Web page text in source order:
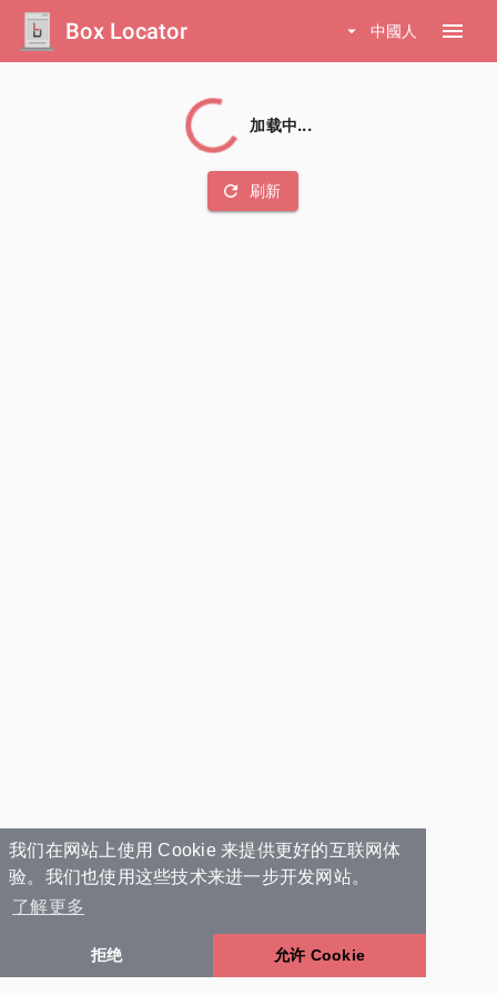
我们在网站上使用 Cookie 来提供更好的互联网体
验。我们也使用这些技术来进一步开发网站。
了解更多
拒绝 允许 Cookie
Box Locator arrow_drop_down 中國人 menu
加载中...
refresh 刷新